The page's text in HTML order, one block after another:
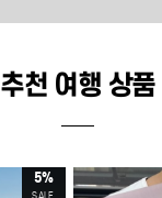
추천 여행 상품
5%
SALE